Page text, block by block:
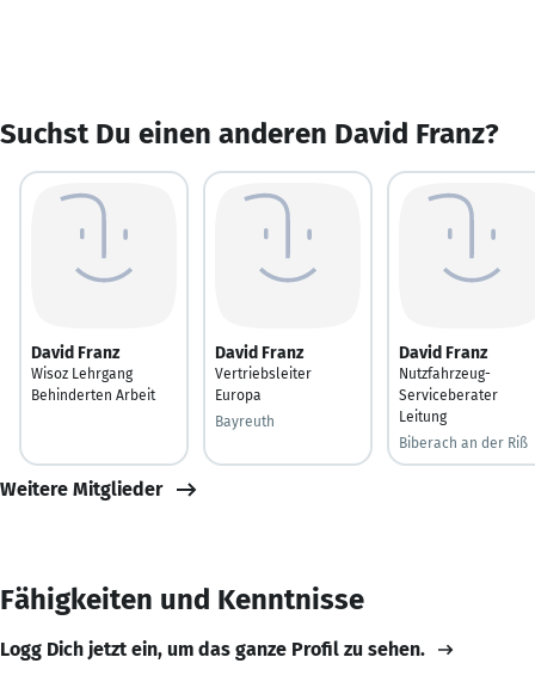
Suchst Du einen anderen David Franz?
David Franz
Wisoz Lehrgang
Behinderten Arbeit
David Franz
Vertriebsleiter
Europa
Bayreuth
David Franz
Nutzfahrzeug-
Serviceberater
Leitung
Biberach an der Riß
Weitere Mitglieder
Fähigkeiten und Kenntnisse
Logg Dich jetzt ein, um das ganze Profil zu sehen.